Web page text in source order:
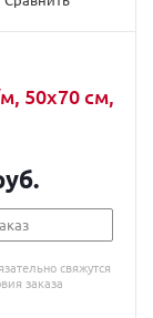
50х70 см,
свяжутся
заказа